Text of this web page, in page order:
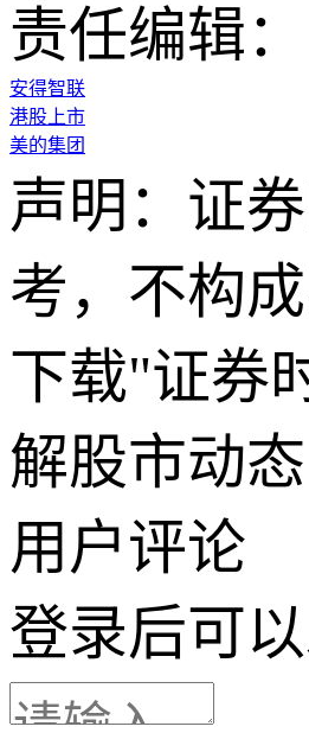
责任编辑
安得智联
港股上市
美的集团
声明：证
考，不构
下载"证券
解股市动
用户评论
登录后可